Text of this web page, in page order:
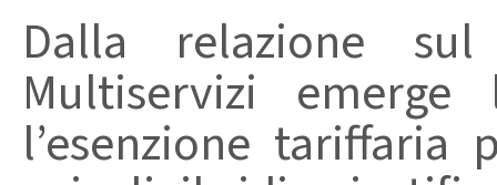
Dalla relazione
Multiservizi
l’esenzione